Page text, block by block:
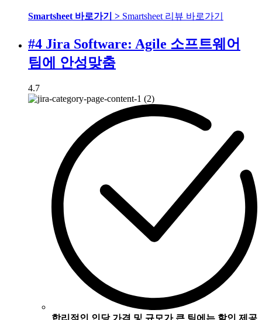
Smartsheet 바로가기 > Smartsheet 리뷰 바로가기
#4 Jira Software: Agile 소프트웨어
팀에 안성맞춤
4.7